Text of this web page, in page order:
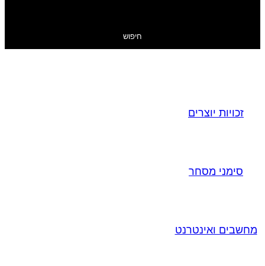
חיפוש
זכויות יוצרים
סימני מסחר
מחשבים ואינטרנט